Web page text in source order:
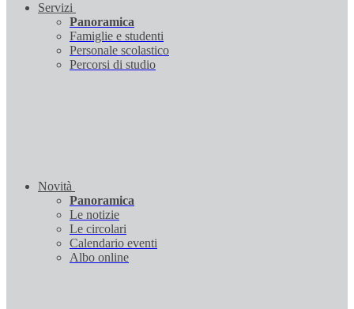
Servizi
Panoramica
Famiglie e studenti
Personale scolastico
Percorsi di studio
Novità
Panoramica
Le notizie
Le circolari
Calendario eventi
Albo online